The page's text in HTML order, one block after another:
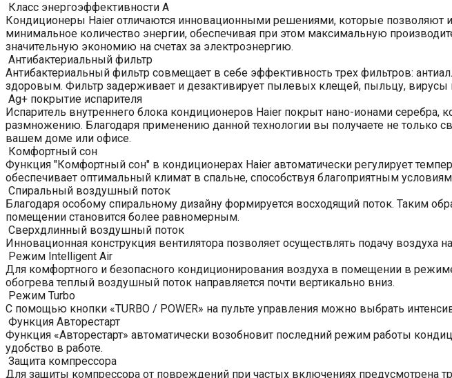
Класс энергоэффективности A
Кондиционеры Haier отличаются инновационными решениями, которые позволяют
минимальное количество энергии, обеспечивая при этом максимальную
значительную экономию на счетах за электроэнергию.
Антибактериальный фильтр
Антибактериальный фильтр совмещает в себе эффективность трех фильтров:
здоровым. Фильтр задерживает и дезактивирует пылевых клещей, пыльцу, вирусы
Ag+ покрытие испарителя
Испаритель внутреннего блока кондиционеров Haier покрыт нано-ионами
размножению. Благодаря применению данной технологии вы получаете не только
вашем доме или офисе.
Комфортный сон
Функция "Комфортный сон" в кондиционерах Haier автоматически регулирует
обеспечивает оптимальный климат в спальне, способствуя благоприятным
Спиральный воздушный поток
Благодаря особому спиральному дизайну формируется восходящий поток. Таким
помещении становится более равномерным.
Сверхдлинный воздушный поток
Инновационная конструкция вентилятора позволяет осуществлять подачу воздуха
Режим Intelligent Air
Для комфортного и безопасного кондиционирования воздуха в помещении в
обогрева теплый воздушный поток направляется почти вертикально вниз.
Режим Turbo
С помощью кнопки «TURBO / POWER» на пульте управления можно выбрать
Функция Авторестарт
Функция «Авторестарт» автоматически возобновит последний режим работы
удобство в работе.
Защита компрессора
Для защиты компрессора от повреждений при частых включениях предусмотрена